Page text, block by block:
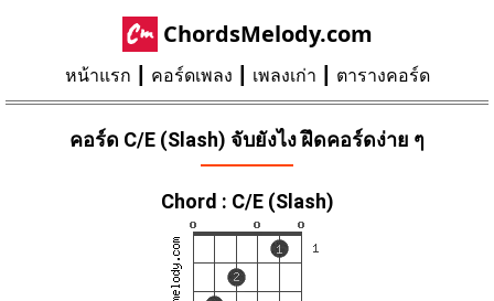
ChordsMelody.com
หน้าแรก คอร์ดเพลง เพลงเก่า ตารางคอร์ด
คอร์ด C/E (Slash) จับยังไง ฝึดคอร์ดง่าย ๆ
Chord : C/E (Slash)